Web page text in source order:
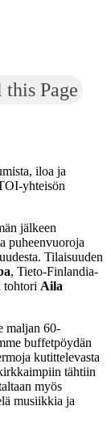
Page
iloa ja
yhteisön
jälkeen
puheenvuoroja
Tilaisuuden
, Tieto-Finlandia-
tohtori Aila
maljan 60-
buffetpöydän
kutittelevasta
tähtiin
myös
musiikkia ja